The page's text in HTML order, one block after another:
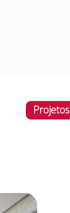
Projetos